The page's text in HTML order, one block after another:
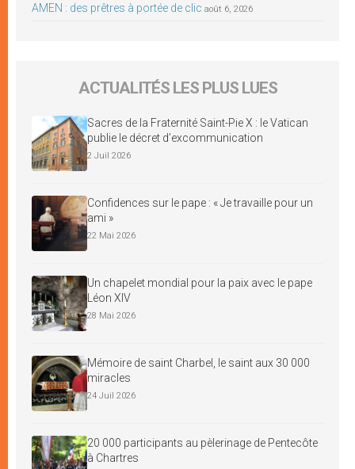
AMEN : des prêtres à portée de clic août 6, 2026
ACTUALITÉS LES PLUS LUES
Sacres de la Fraternité Saint-Pie X : le Vatican
publie le décret d’excommunication
2 Juil 2026
Confidences sur le pape : « Je travaille pour un
ami »
22 Mai 2026
Un chapelet mondial pour la paix avec le pape
Léon XIV
28 Mai 2026
Mémoire de saint Charbel, le saint aux 30 000
miracles
24 Juil 2026
20 000 participants au pèlerinage de Pentecôte
à Chartres